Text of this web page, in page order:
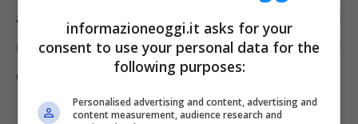
allontanerebbero la pensione dai lavoratori
ma il Governo pensa ad un congelamento di
questi scatti.
informazioneoggi.it asks for your
consent to use your personal data for the
following purposes:
Personalised advertising and content, advertising and
content measurement, audience research and